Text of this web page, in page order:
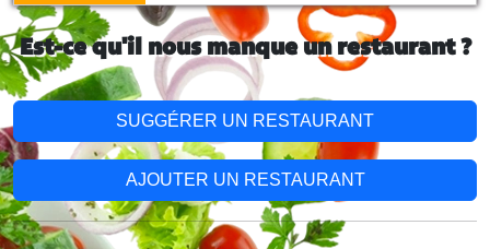
Est-ce qu'il nous manque un restaurant ?
SUGGÉRER UN RESTAURANT
AJOUTER UN RESTAURANT